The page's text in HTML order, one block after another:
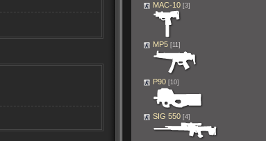
MAC-10 [3]
MP5 [11]
P90 [10]
SIG 550 [4]